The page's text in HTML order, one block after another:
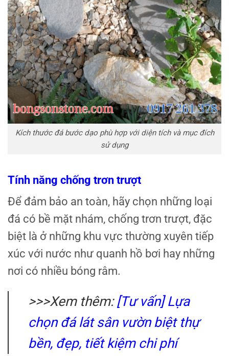
Kích thước đá bước dạo phù hợp với diện tích và mục đích
sử dụng
Tính năng chống trơn trượt
Để đảm bảo an toàn, hãy chọn những loại
đá có bề mặt nhám, chống trơn trượt, đặc
biệt là ở những khu vực thường xuyên tiếp
xúc với nước như quanh hồ bơi hay những
nơi có nhiều bóng râm.
>>>Xem thêm: [Tư vấn] Lựa
chọn đá lát sân vườn biệt thự
bền, đẹp, tiết kiệm chi phí